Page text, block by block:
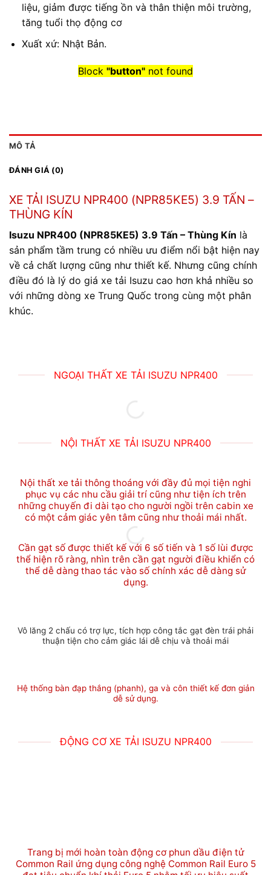
liệu, giảm được tiếng ồn và thân thiện môi trường,
tăng tuổi thọ động cơ
Xuất xứ: Nhật Bản.
Block "button" not found
MÔ TẢ
ĐÁNH GIÁ (0)
XE TẢI ISUZU NPR400 (NPR85KE5) 3.9 TẤN –
THÙNG KÍN
Isuzu NPR400 (NPR85KE5) 3.9 Tấn – Thùng Kín là
sản phẩm tầm trung có nhiều ưu điểm nổi bật hiện nay
về cả chất lượng cũng như thiết kế. Nhưng cũng chính
điều đó là lý do giá xe tải Isuzu cao hơn khả nhiều so
với những dòng xe Trung Quốc trong cùng một phân
khúc.
NGOẠI THẤT XE TẢI ISUZU NPR400
NỘI THẤT XE TẢI ISUZU NPR400
Nội thất xe tải thông thoáng với đầy đủ mọi tiện nghi
phục vụ các nhu cầu giải trí cũng như tiện ích trên
những chuyến đi dài tạo cho người ngồi trên cabin xe
có một cảm giác yên tâm cũng như thoải mái nhất.
Cần gạt số được thiết kế với 6 số tiến và 1 số lùi được
thể hiện rõ ràng, nhìn trên cần gạt người điều khiển có
thể dễ dàng thao tác vào số chính xác dễ dàng sử
dụng.
Vô lăng 2 chấu có trợ lực, tích hợp công tắc gạt đèn trái phải
thuận tiện cho cảm giác lái dễ chịu và thoải mái
Hệ thống bàn đạp thắng (phanh), ga và côn thiết kế đơn giản
dễ sử dụng.
ĐỘNG CƠ XE TẢI ISUZU NPR400
Trang bị mới hoàn toàn động cơ phun dầu điện tử
Common Rail ứng dụng công nghệ Common Rail Euro 5